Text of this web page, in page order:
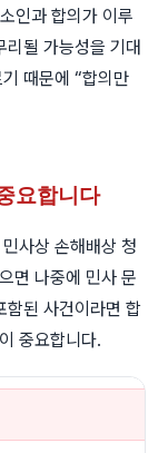
인과 합의가 이루
될 가능성을 기대
때문에 “합의만
요합니다
사상 손해배상 청
면 나중에 민사 문
함된 사건이라면 합
중요합니다.